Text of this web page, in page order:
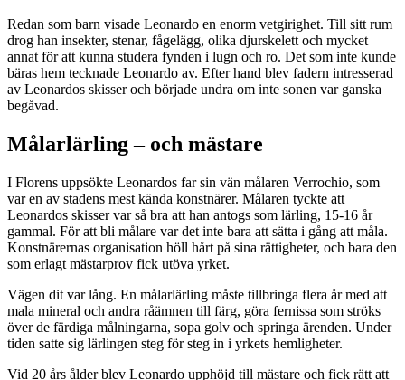
Redan som barn visade Leonardo en enorm vetgirighet. Till sitt rum
drog han insekter, stenar, fågelägg, olika djurskelett och mycket
annat för att kunna studera fynden i lugn och ro. Det som inte kunde
bäras hem tecknade Leonardo av. Efter hand blev fadern intresserad
av Leonardos skisser och började undra om inte sonen var ganska
begåvad.
Målarlärling – och mästare
I Florens uppsökte Leonardos far sin vän målaren Verrochio, som
var en av stadens mest kända konstnärer. Målaren tyckte att
Leonardos skisser var så bra att han antogs som lärling, 15-16 år
gammal. För att bli målare var det inte bara att sätta i gång att måla.
Konstnärernas organisation höll hårt på sina rättigheter, och bara den
som erlagt mästarprov fick utöva yrket.
Vägen dit var lång. En målarlärling måste tillbringa flera år med att
mala mineral och andra råämnen till färg, göra fernissa som ströks
över de färdiga målningarna, sopa golv och springa ärenden. Under
tiden satte sig lärlingen steg för steg in i yrkets hemligheter.
Vid 20 års ålder blev Leonardo upphöjd till mästare och fick rätt att